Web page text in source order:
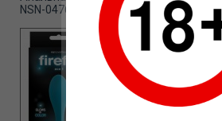
NSN-0476-37